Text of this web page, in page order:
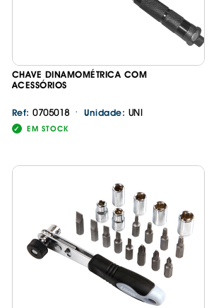
CHAVE DINAMOMÉTRICA COM
ACESSÓRIOS
Ref:0705018 · Unidade: UNI
EM STOCK
Ir para o carrinho